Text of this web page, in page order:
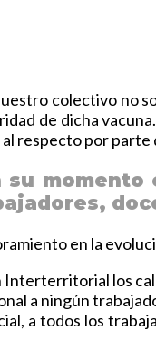
colectivo no
de dicha
respecto por
momento
en la
los
a ningún
a todos los